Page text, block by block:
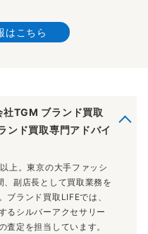
はこちら
社TGM ブランド買取
ンド買取専門アドバイ
上。東京の大手ファッシ
、副店長として買取業務を
ブランド買取LIFEでは、
るシルバーアクセサリー
査定を担当しています。